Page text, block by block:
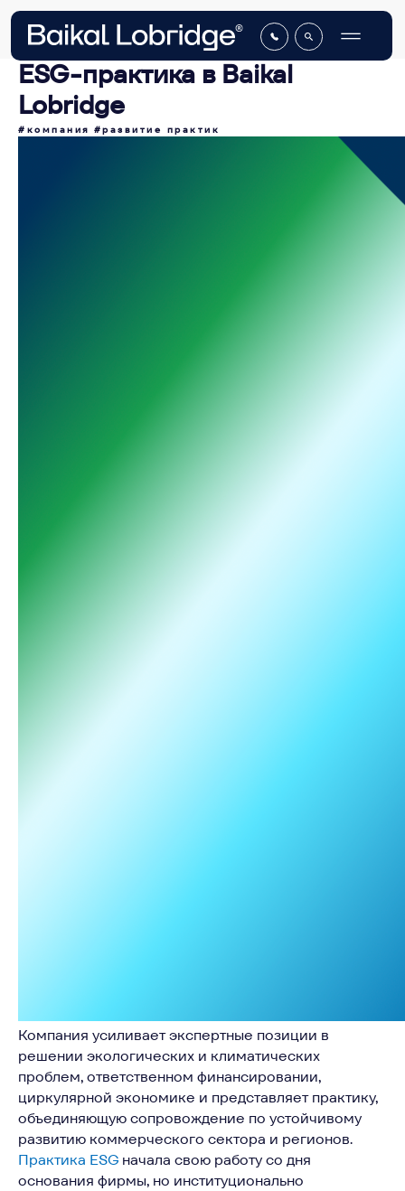
ESG-практика в Baikal
Lobridge
#компания #развитие практик
Компания усиливает экспертные позиции в
решении экологических и климатических
проблем, ответственном финансировании,
циркулярной экономике и представляет практику,
объединяющую сопровождение по устойчивому
развитию коммерческого сектора и регионов.
Практика ESG начала свою работу со дня
основания фирмы, но институционально